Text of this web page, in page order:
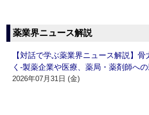
薬業界ニュース解説
【対話で学ぶ薬業界ニュース解説】
く‐製薬企業や医療、薬局・薬剤師へ
2026年07月31日 (金)